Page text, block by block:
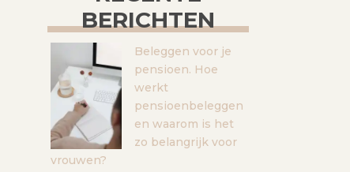
BERICHTEN
Beleggen voor je
pensioen. Hoe
werkt
pensioenbeleggen
en waarom is het
zo belangrijk voor
vrouwen?